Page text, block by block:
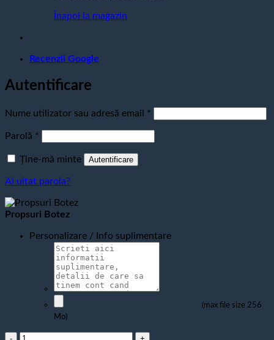
Înapoi la magazin
Recenzii Google
Autentificare
Nume utilizator sau adresă email *
Parolă *
Ține-mă minte Autentificare
Ai uitat parola?
Propsuri Botez
Personalizare / Info suplimentare
(max file size 256
Mo)
Cantitate